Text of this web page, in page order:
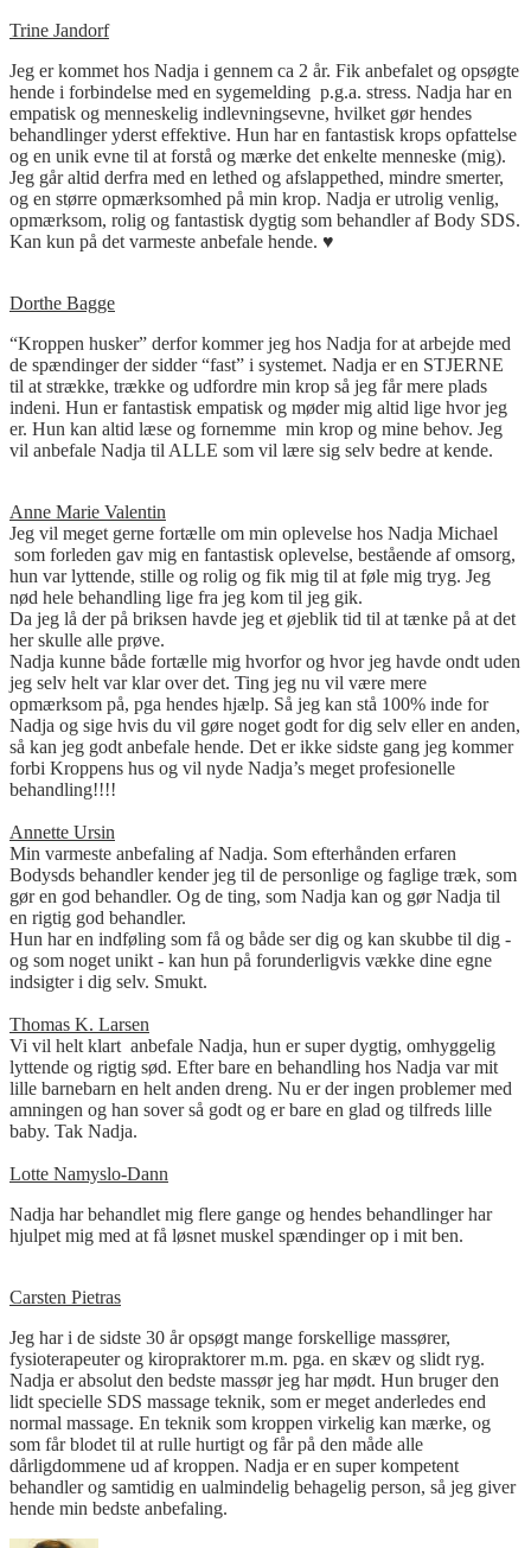
Trine Jandorf
Jeg er kommet hos Nadja i gennem ca 2 år. Fik anbefalet og opsøgte
hende i forbindelse med en sygemelding p.g.a. stress. Nadja har en
empatisk og menneskelig indlevningsevne, hvilket gør hendes
behandlinger yderst effektive. Hun har en fantastisk krops opfattelse
og en unik evne til at forstå og mærke det enkelte menneske (mig).
Jeg går altid derfra med en lethed og afslappethed, mindre smerter,
og en større opmærksomhed på min krop. Nadja er utrolig venlig,
opmærksom, rolig og fantastisk dygtig som behandler af Body SDS.
Kan kun på det varmeste anbefale hende. ♥️
Dorthe Bagge
“Kroppen husker” derfor kommer jeg hos Nadja for at arbejde med
de spændinger der sidder “fast” i systemet. Nadja er en STJERNE
til at strække, trække og udfordre min krop så jeg får mere plads
indeni. Hun er fantastisk empatisk og møder mig altid lige hvor jeg
er. Hun kan altid læse og fornemme min krop og mine behov. Jeg
vil anbefale Nadja til ALLE som vil lære sig selv bedre at kende.
Anne Marie Valentin
Jeg vil meget gerne fortælle om min oplevelse hos Nadja Michael
som forleden gav mig en fantastisk oplevelse, bestående af omsorg,
hun var lyttende, stille og rolig og fik mig til at føle mig tryg. Jeg
nød hele behandling lige fra jeg kom til jeg gik.
Da jeg lå der på briksen havde jeg et øjeblik tid til at tænke på at det
her skulle alle prøve.
Nadja kunne både fortælle mig hvorfor og hvor jeg havde ondt uden
jeg selv helt var klar over det. Ting jeg nu vil være mere
opmærksom på, pga hendes hjælp. Så jeg kan stå 100% inde for
Nadja og sige hvis du vil gøre noget godt for dig selv eller en anden,
så kan jeg godt anbefale hende. Det er ikke sidste gang jeg kommer
forbi Kroppens hus og vil nyde Nadja’s meget profesionelle
behandling!!!!
Annette Ursin
Min varmeste anbefaling af Nadja. Som efterhånden erfaren
Bodysds behandler kender jeg til de personlige og faglige træk, som
gør en god behandler. Og de ting, som Nadja kan og gør Nadja til
en rigtig god behandler.
Hun har en indføling som få og både ser dig og kan skubbe til dig -
og som noget unikt - kan hun på forunderligvis vække dine egne
indsigter i dig selv. Smukt.
Thomas K. Larsen
Vi vil helt klart anbefale Nadja, hun er super dygtig, omhyggelig
lyttende og rigtig sød. Efter bare en behandling hos Nadja var mit
lille barnebarn en helt anden dreng. Nu er der ingen problemer med
amningen og han sover så godt og er bare en glad og tilfreds lille
baby. Tak Nadja.
Lotte Namyslo-Dann
Nadja har behandlet mig flere gange og hendes behandlinger har
hjulpet mig med at få løsnet muskel spændinger op i mit ben.
Carsten Pietras
Jeg har i de sidste 30 år opsøgt mange forskellige massører,
fysioterapeuter og kiropraktorer m.m. pga. en skæv og slidt ryg.
Nadja er absolut den bedste massør jeg har mødt. Hun bruger den
lidt specielle SDS massage teknik, som er meget anderledes end
normal massage. En teknik som kroppen virkelig kan mærke, og
som får blodet til at rulle hurtigt og får på den måde alle
dårligdommene ud af kroppen. Nadja er en super kompetent
behandler og samtidig en ualmindelig behagelig person, så jeg giver
hende min bedste anbefaling.